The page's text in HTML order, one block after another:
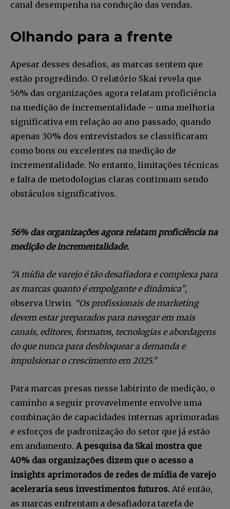
canal desempenha na condução das vendas.
Olhando para a frente
Apesar desses desafios, as marcas sentem que
estão progredindo. O relatório Skai revela que
56% das organizações agora relatam proficiência
na medição de incrementalidade – uma melhoria
significativa em relação ao ano passado, quando
apenas 30% dos entrevistados se classificaram
como bons ou excelentes na medição de
incrementalidade. No entanto, limitações técnicas
e falta de metodologias claras continuam sendo
obstáculos significativos.
56% das organizações agora relatam proficiência na
medição de incrementalidade.
“A mídia de varejo é tão desafiadora e complexa para
as marcas quanto é empolgante e dinâmica”,
observa Urwin. “Os profissionais de marketing
devem estar preparados para navegar em mais
canais, editores, formatos, tecnologias e abordagens
do que nunca para desbloquear a demanda e
impulsionar o crescimento em 2025.”
Para marcas presas nesse labirinto de medição, o
caminho a seguir provavelmente envolve uma
combinação de capacidades internas aprimoradas
e esforços de padronização do setor que já estão
em andamento. A pesquisa da Skai mostra que
40% das organizações dizem que o acesso a
insights aprimorados de redes de mídia de varejo
aceleraria seus investimentos futuros. Até então,
as marcas enfrentam a desafiadora tarefa de